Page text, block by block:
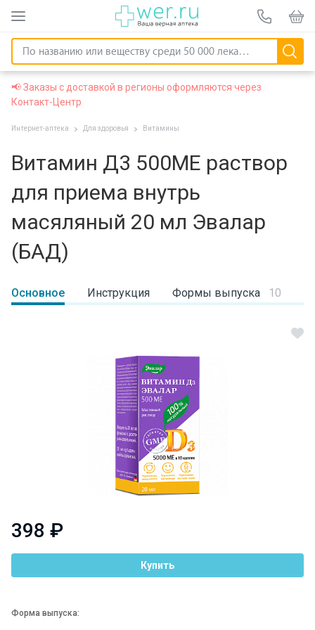
📢 Заказы с доставкой в регионы оформляются через
Контакт-Центр
Интернет-аптека Для здоровья Витамины
Витамин Д3 500МЕ раствор
для приема внутрь
масяляный 20 мл Эвалар
(БАД)
Основное Инструкция Формы выпуска 10
398 ₽
Купить
Форма выпуска: